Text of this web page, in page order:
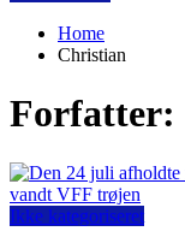
Home
Christian
Forfatter:
Ikke kategoriseret